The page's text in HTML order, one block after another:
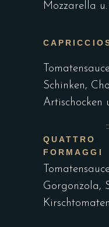
Mozzarella
Schinken,
Artischocken
QUATTRO
FORMAGGI
Gorgonzola,